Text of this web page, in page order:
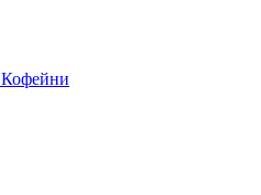
Кофейни